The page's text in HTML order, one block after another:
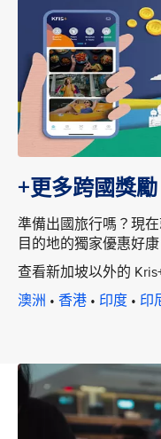
+更多跨國獎勵
準備出國旅行嗎？現
目的地的獨家優惠好康
查看新加坡以外的
澳洲 • 香港 • 印度 • 印